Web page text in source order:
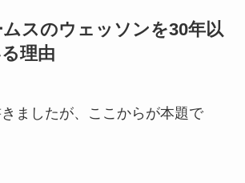
スのウェッソンを30年以
理由
ましたが、ここからが本題で